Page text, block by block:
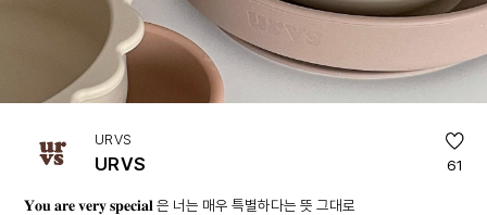
URVS
URVS 61
𝐘𝐨𝐮 𝐚𝐫𝐞 𝐯𝐞𝐫𝐲 𝐬𝐩𝐞𝐜𝐢𝐚𝐥 은 너는 매우 특별하다는 뜻 그대로